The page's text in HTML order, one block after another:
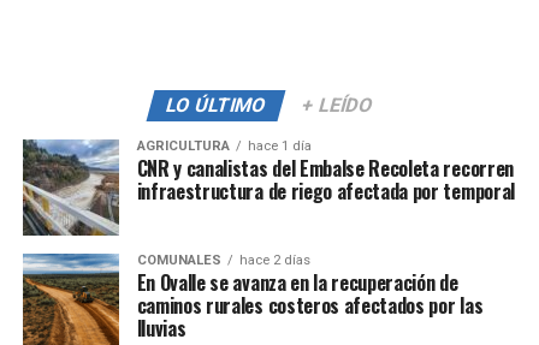
LO ÚLTIMO + LEÍDO
AGRICULTURA hace 1 día
CNR y canalistas del Embalse Recoleta recorren
infraestructura de riego afectada por temporal
COMUNALES hace 2 días
En Ovalle se avanza en la recuperación de
caminos rurales costeros afectados por las
lluvias